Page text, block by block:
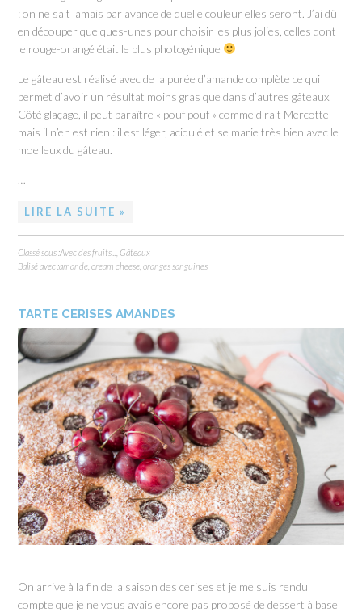
: on ne sait jamais par avance de quelle couleur elles seront. J’ai dû
en découper quelques-unes pour choisir les plus jolies, celles dont
le rouge-orangé était le plus photogénique
Le gâteau est réalisé avec de la purée d’amande complète ce qui
permet d’avoir un résultat moins gras que dans d’autres gâteaux.
Côté glaçage, il peut paraître « pouf pouf » comme dirait Mercotte
mais il n’en est rien : il est léger, acidulé et se marie très bien avec le
moelleux du gâteau.
…
LIRE LA SUITE »
Classé sous :Avec des fruits... ,Gâteaux
Balisé avec :amande ,cream cheese ,oranges sanguines
TARTE CERISES AMANDES
On arrive à la fin de la saison des cerises et je me suis rendu
compte que je ne vous avais encore pas proposé de dessert à base